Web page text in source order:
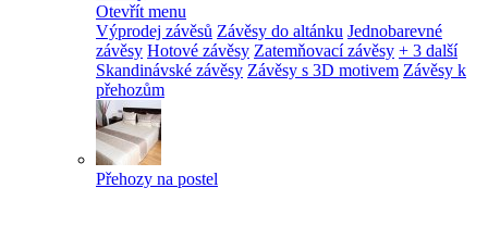
Otevřít menu
Výprodej závěsů Závěsy do altánku Jednobarevné
závěsy Hotové závěsy Zatemňovací závěsy + 3 další
Skandinávské závěsy Závěsy s 3D motivem Závěsy k
přehozům
Přehozy na postel